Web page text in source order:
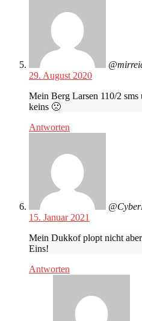
29. August 2020
Mein Berg Larsen 110/2
keins 🙁
Antworten
15. Januar 2021
Mein Dukkof plopt nicht
Eins!
Antworten